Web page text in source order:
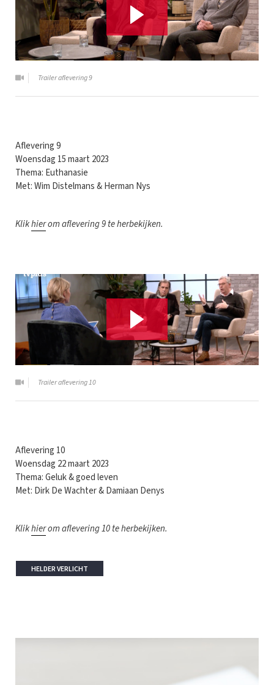
Trailer aflevering 9
Aflevering 9
Woensdag 15 maart 2023
Thema: Euthanasie
Met: Wim Distelmans & Herman Nys
Klikhierom aflevering 9 te herbekijken.
Trailer aflevering 10
Aflevering 10
Woensdag 22 maart 2023
Thema: Geluk & goed leven
Met: Dirk De Wachter & Damiaan Denys
Klikhierom aflevering 10 te herbekijken.
HELDER VERLICHT